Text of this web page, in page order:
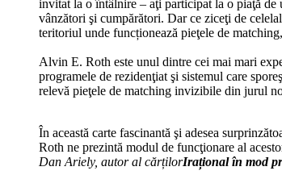
invitat la o întâlnire – aţi participat la o piaţă
vânzători şi cumpărători. Dar ce ziceţi de
teritoriul unde funcționează pieţele de
Alvin E. Roth este unul dintre cei mai mari
programele de rezidenţiat şi sistemul care
relevă pieţele de matching invizibile din jurul
În această carte fascinantă şi adesea
Roth ne prezintă modul de funcţionare al
Dan Ariely, autor al cărțilorIrațional în mod